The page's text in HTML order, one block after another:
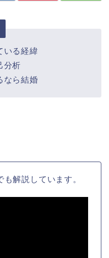
いる経緯
分析
なら結婚
解説しています。